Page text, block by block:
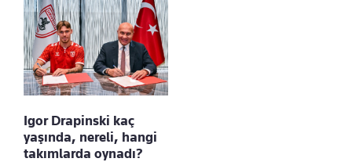
Igor Drapinski kaç
yaşında, nereli, hangi
takımlarda oynadı?